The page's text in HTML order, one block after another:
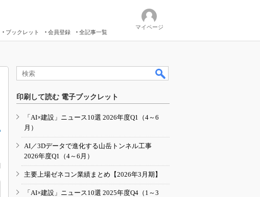
ブックレット 会員登録 全記事一覧
マイページ
印刷して読む 電子ブックレット
「AI×建設」ニュース10選 2026年度Q1（4～6
月）
AI／3Dデータで進化する山岳トンネル工事
2026年度Q1（4～6月）
主要上場ゼネコン業績まとめ【2026年3月期】
「AI×建設」ニュース10選 2025年度Q4（1～3